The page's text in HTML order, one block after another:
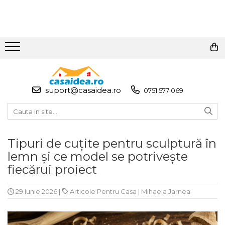
Adeziv Instant & Super Glue
Epoxidic
Banda Adeziva
Pasta de Lipit Universala
Blocator & Solutie Blocare
Suruburi
Banda Izolatoare
Banda Teflon
Articole Pentru Casa
suport@casaidea.ro 0751 577 069
Tipuri de cuțite pentru sculptură în
lemn și ce model se potrivește
fiecărui proiect
29 Iunie 2026 | Articole Pentru Casa | Mihaela Jarnea